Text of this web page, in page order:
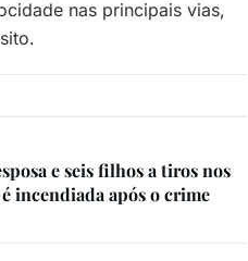
nas principais vias,
e seis filhos a tiros nos
é incendiada após o crime